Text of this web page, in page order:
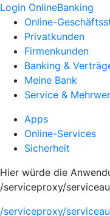
Login OnlineBanking
Online-
Privatkunden
Firmenkunden
Banking &
Meine Bank
Service &
Apps
Online-Services
Sicherheit
Hier würde die
/serviceproxy/
/serviceproxy/